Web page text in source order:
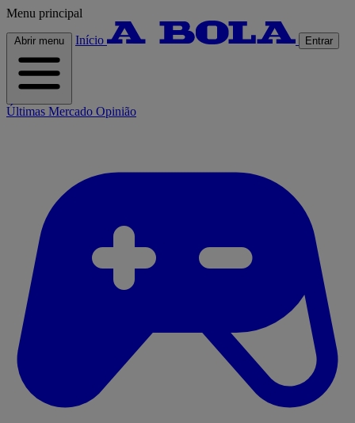
Menu principal
Abrir menu Início Entrar
Últimas Mercado Opinião